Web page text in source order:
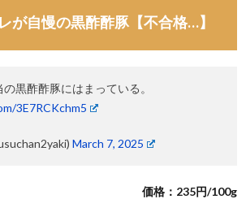
が自慢の黒酢酢豚【不合格…】
黒酢酢豚にはまっている。
3E7RCKchm5
March 7, 2025
価格：235円/100g